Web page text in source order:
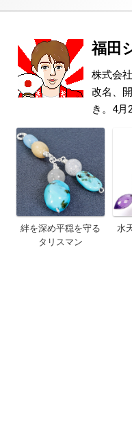
福田
株式会
改名、
き。4月
絆を深め平穏を守る
タリスマン
水